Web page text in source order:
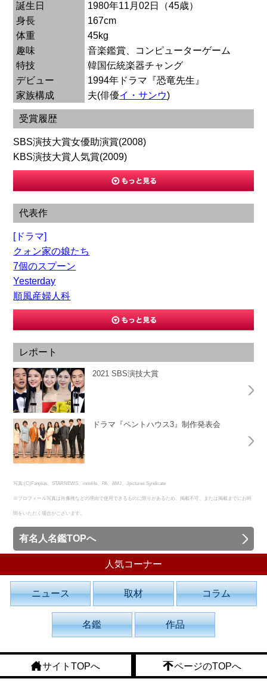
誕生日
1980年11月02日（45歳）
身長
167cm
体重
45kg
趣味
音楽鑑賞、コンピューターゲーム
特技
韓国伝統楽器チャング
デビュー
1994年ドラマ『恐竜先生』
家族構成
夫(俳優イ・サンウ)
受賞履歴
SBS演技大賞女優助演賞(2008)
KBS演技大賞人気賞(2009)
代表作
[ドラマ]
クォン家の娘たち
7個のスプーン
Yesterday
順風産婦人科
レポート
2021 SBS演技大賞
ドラマ『ペントハウス3』制作発表会
写真:(C)Fanplus、STARNEWS、innolife、PA、AMJ、Jpictures Syndicate
※プロフィール写真は肖像権などの理由で使用できるものに限りがあるため、掲載不可、または掲載までにお時
間をいただく場合がございます。
有名人名鑑TOPへ
人気コーナー
ニュース 取材 コラム
名鑑 作品
サイトTOPへ ページのTOPへ